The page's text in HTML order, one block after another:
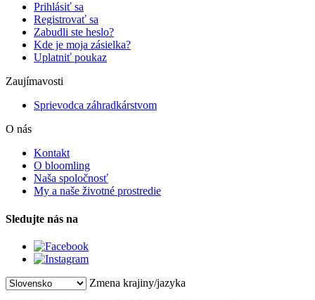
Prihlásiť sa
Registrovať sa
Zabudli ste heslo?
Kde je moja zásielka?
Uplatniť poukaz
Zaujímavosti
Sprievodca záhradkárstvom
O nás
Kontakt
O bloomling
Naša spoločnosť
My a naše životné prostredie
Sledujte nás na
Zmena krajiny/jazyka